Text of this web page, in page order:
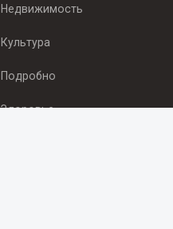
Недвижимость
Культура
Подробно
Здоровье